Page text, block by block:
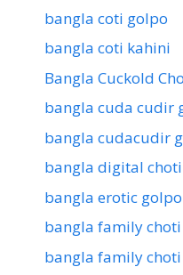
bangla coti golpo
bangla coti kahini
Bangla Cuckold
bangla cuda cudir
bangla cudacudir
bangla digital choti
bangla erotic golpo
bangla family choti
bangla family